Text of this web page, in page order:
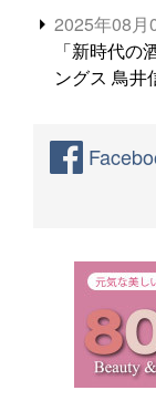
2025年08月
「新時代の
ングス 鳥井